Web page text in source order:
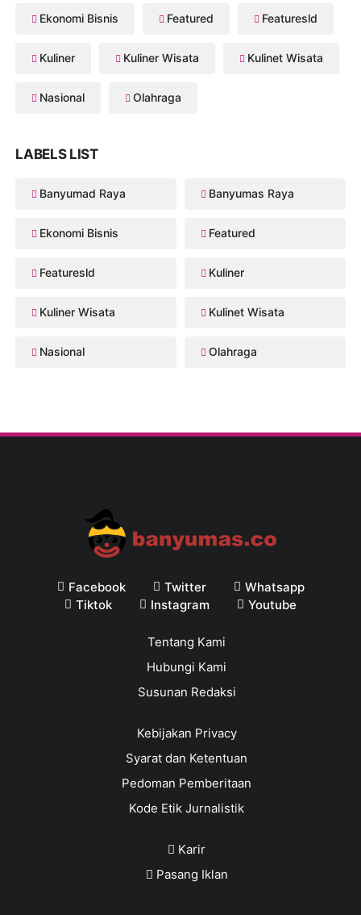
Ekonomi Bisnis Featured Featuresld
Kuliner Kuliner Wisata Kulinet Wisata
Nasional Olahraga
LABELS LIST
Banyumad Raya Banyumas Raya
Ekonomi Bisnis Featured
Featuresld Kuliner
Kuliner Wisata Kulinet Wisata
Nasional Olahraga
Facebook Twitter
Whatsapp
Tiktok
Instagram Youtube
Tentang Kami
Hubungi Kami
Susunan Redaksi
Kebijakan Privacy
Syarat dan Ketentuan
Pedoman Pemberitaan
Kode Etik Jurnalistik
Karir
Pasang Iklan